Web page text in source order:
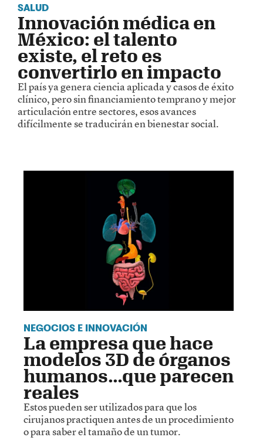
SALUD
Innovación médica en
México: el talento
existe, el reto es
convertirlo en impacto
El país ya genera ciencia aplicada y casos de éxito
clínico, pero sin financiamiento temprano y mejor
articulación entre sectores, esos avances
difícilmente se traducirán en bienestar social.
NEGOCIOS E INNOVACIÓN
La empresa que hace
modelos 3D de órganos
humanos…que parecen
reales
Estos pueden ser utilizados para que los
cirujanos practiquen antes de un procedimiento
o para saber el tamaño de un tumor.